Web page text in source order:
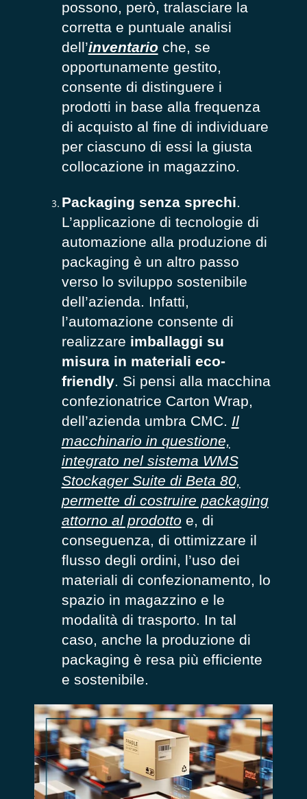
possono, però, tralasciare la
corretta e puntuale analisi
dell’inventarioche, se
opportunamente gestito,
consente di distinguere i
prodotti in base alla frequenza
di acquisto al fine di individuare
per ciascuno di essi la giusta
collocazione in magazzino.
Packaging senza sprechi.
L’applicazione di tecnologie di
automazione alla produzione di
packaging è un altro passo
verso lo sviluppo sostenibile
dell’azienda. Infatti,
l’automazione consente di
realizzare imballaggi su
misura in materiali eco-
friendly. Si pensi alla macchina
confezionatrice Carton Wrap,
dell’azienda umbra CMC. Il
macchinario in questione,
integrato nel sistema WMS
Stockager Suite di Beta 80,
permette di costruire packaging
attorno al prodotto e, di
conseguenza, di ottimizzare il
flusso degli ordini, l’uso dei
materiali di confezionamento, lo
spazio in magazzino e le
modalità di trasporto. In tal
caso, anche la produzione di
packaging è resa più efficiente
e sostenibile.